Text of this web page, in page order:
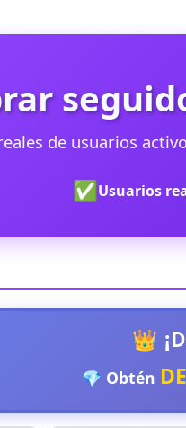
de usuarios
✅Usuarios
👑
💎 Obtén